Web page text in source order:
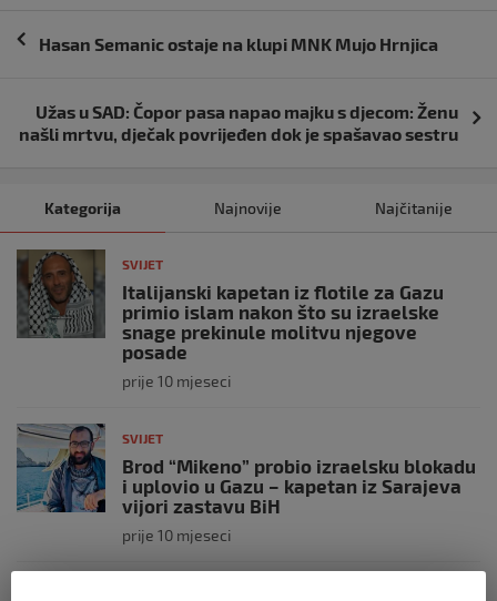
Navigacija
Hasan Semanic ostaje na klupi MNK Mujo Hrnjica
Užas u SAD: Čopor pasa napao majku s djecom: Ženu
našli mrtvu, dječak povrijeđen dok je spašavao sestru
Kategorija Najnovije Najčitanije
SVIJET
Italijanski kapetan iz flotile za Gazu
primio islam nakon što su izraelske
snage prekinule molitvu njegove
posade
prije 10 mjeseci
SVIJET
Brod “Mikeno” probio izraelsku blokadu
i uplovio u Gazu – kapetan iz Sarajeva
vijori zastavu BiH
prije 10 mjeseci